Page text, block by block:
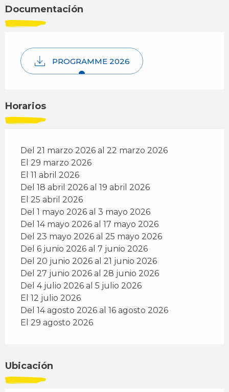
Documentación
PROGRAMME 2026
Horarios
Del 21 marzo 2026 al 22 marzo 2026
El 29 marzo 2026
El 11 abril 2026
Del 18 abril 2026 al 19 abril 2026
El 25 abril 2026
Del 1 mayo 2026 al 3 mayo 2026
Del 14 mayo 2026 al 17 mayo 2026
Del 23 mayo 2026 al 25 mayo 2026
Del 6 junio 2026 al 7 junio 2026
Del 20 junio 2026 al 21 junio 2026
Del 27 junio 2026 al 28 junio 2026
Del 4 julio 2026 al 5 julio 2026
El 12 julio 2026
Del 14 agosto 2026 al 16 agosto 2026
El 29 agosto 2026
Ubicación